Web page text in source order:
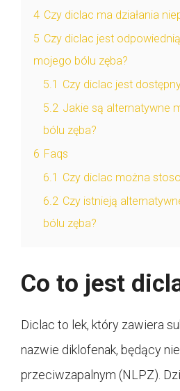
4 Czy diclac ma działania
5 Czy diclac jest
mojego bólu zęba?
5.1 Czy diclac jest
5.2 Jakie są alternatywne
bólu zęba?
6 Faqs
6.1 Czy diclac można
6.2 Czy istnieją
bólu zęba?
Co to jest
Diclac to lek, który zawiera
nazwie diklofenak, będący
przeciwzapalnym (NLPZ).